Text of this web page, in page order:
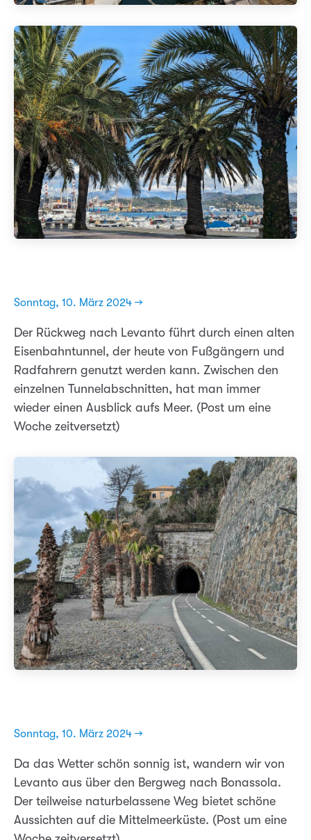
Sonntag, 10. März 2024 →
Der Rückweg nach Levanto führt durch einen alten
Eisenbahntunnel, der heute von Fußgängern und
Radfahrern genutzt werden kann. Zwischen den
einzelnen Tunnelabschnitten, hat man immer
wieder einen Ausblick aufs Meer. (Post um eine
Woche zeitversetzt)
Sonntag, 10. März 2024 →
Da das Wetter schön sonnig ist, wandern wir von
Levanto aus über den Bergweg nach Bonassola.
Der teilweise naturbelassene Weg bietet schöne
Aussichten auf die Mittelmeerküste. (Post um eine